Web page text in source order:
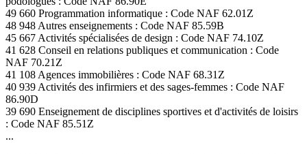
49 660 Programmation informatique : Code NAF 62.01Z
48 948 Autres enseignements : Code NAF 85.59B
45 667 Activités spécialisées de design : Code NAF 74.10Z
41 628 Conseil en relations publiques et communication : Code
NAF 70.21Z
41 108 Agences immobilières : Code NAF 68.31Z
40 939 Activités des infirmiers et des sages-femmes : Code NAF
86.90D
39 690 Enseignement de disciplines sportives et d'activités de loisirs
: Code NAF 85.51Z
...